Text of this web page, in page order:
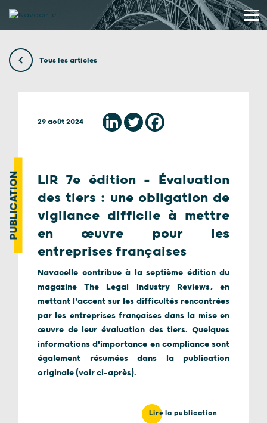
Tous les articles
PUBLICATION
29 août 2024
LIR 7e édition – Évaluation
des tiers : une obligation de
vigilance difficile à mettre
en œuvre pour les
entreprises françaises
Navacelle contribue à la septième édition du
magazine The Legal Industry Reviews, en
mettant l'accent sur les difficultés rencontrées
par les entreprises françaises dans la mise en
œuvre de leur évaluation des tiers. Quelques
informations d'importance en compliance sont
également résumées dans la publication
originale (voir ci-après).
Lire la publication